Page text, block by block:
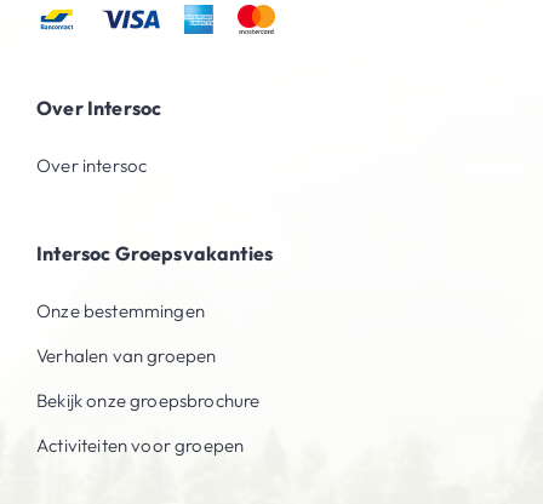
Over Intersoc
Over intersoc
Intersoc Groepsvakanties
Onze bestemmingen
Verhalen van groepen
Bekijk onze groepsbrochure
Activiteiten voor groepen